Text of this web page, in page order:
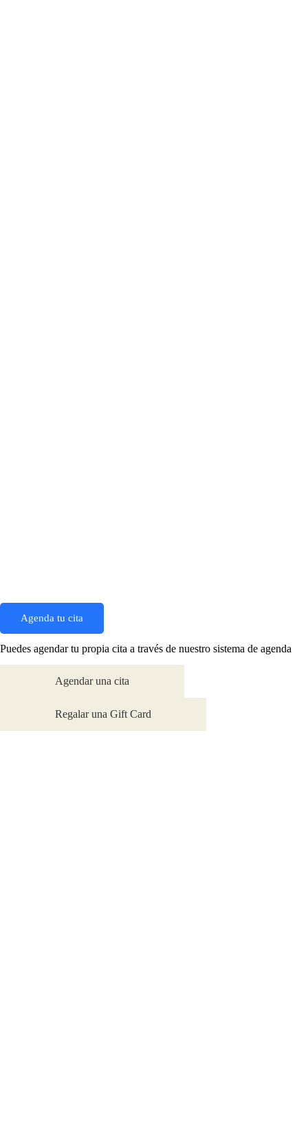
Agenda tu cita
Puedes agendar tu propia cita a través de nuestro sistema de agenda
Agendar una cita
Regalar una Gift Card